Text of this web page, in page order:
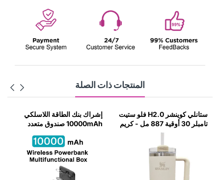
المنتجات ذات الصلة
إشراك بنك الطاقة اللاسلكي
10000mAh صندوق متعدد
ستانلي كوينشر H2.0 فلو ستيت
تامبلر 30 أوقية 887 مل - رماد